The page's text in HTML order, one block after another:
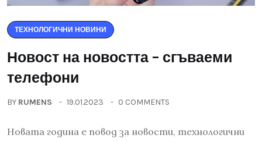
ТЕХНОЛОГИЧНИ НОВИНИ
Новост на новостта – сгъваеми
телефони
BY RUMENS 19.01.2023 0 COMMENTS
Новата година е повод за новости, технологични